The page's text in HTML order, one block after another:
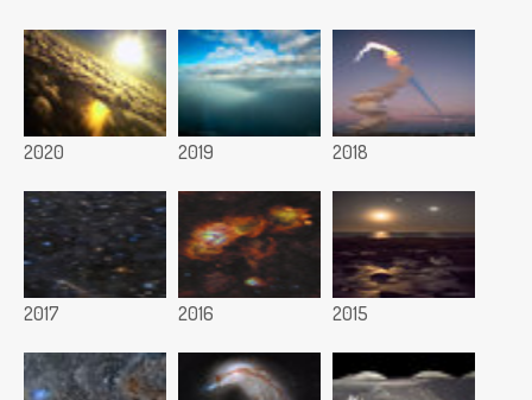
2020 2019 2018
2017 2016 2015